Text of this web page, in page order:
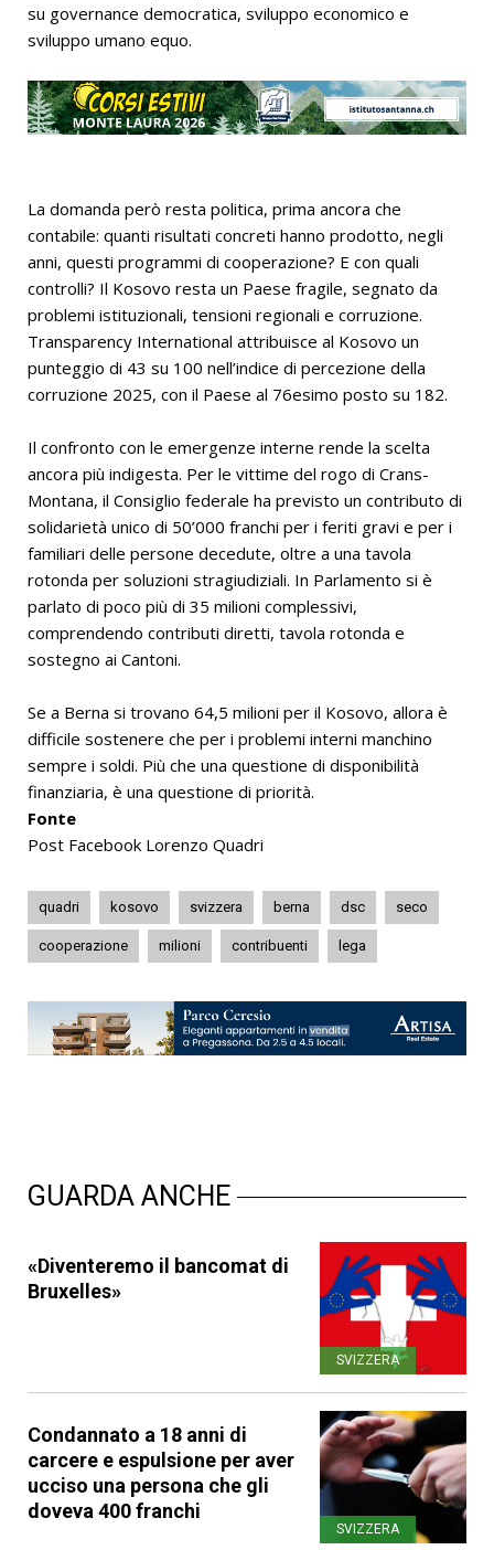
su governance democratica, sviluppo economico e
sviluppo umano equo.
La domanda però resta politica, prima ancora che
contabile: quanti risultati concreti hanno prodotto, negli
anni, questi programmi di cooperazione? E con quali
controlli? Il Kosovo resta un Paese fragile, segnato da
problemi istituzionali, tensioni regionali e corruzione.
Transparency International attribuisce al Kosovo un
punteggio di 43 su 100 nell’indice di percezione della
corruzione 2025, con il Paese al 76esimo posto su 182.
Il confronto con le emergenze interne rende la scelta
ancora più indigesta. Per le vittime del rogo di Crans-
Montana, il Consiglio federale ha previsto un contributo di
solidarietà unico di 50’000 franchi per i feriti gravi e per i
familiari delle persone decedute, oltre a una tavola
rotonda per soluzioni stragiudiziali. In Parlamento si è
parlato di poco più di 35 milioni complessivi,
comprendendo contributi diretti, tavola rotonda e
sostegno ai Cantoni.
Se a Berna si trovano 64,5 milioni per il Kosovo, allora è
difficile sostenere che per i problemi interni manchino
sempre i soldi. Più che una questione di disponibilità
finanziaria, è una questione di priorità.
Fonte
Post Facebook Lorenzo Quadri
quadri kosovo svizzera berna dsc seco
cooperazione milioni contribuenti lega
GUARDA ANCHE
«Diventeremo il bancomat di
Bruxelles»
SVIZZERA
Condannato a 18 anni di
carcere e espulsione per aver
ucciso una persona che gli
doveva 400 franchi
SVIZZERA